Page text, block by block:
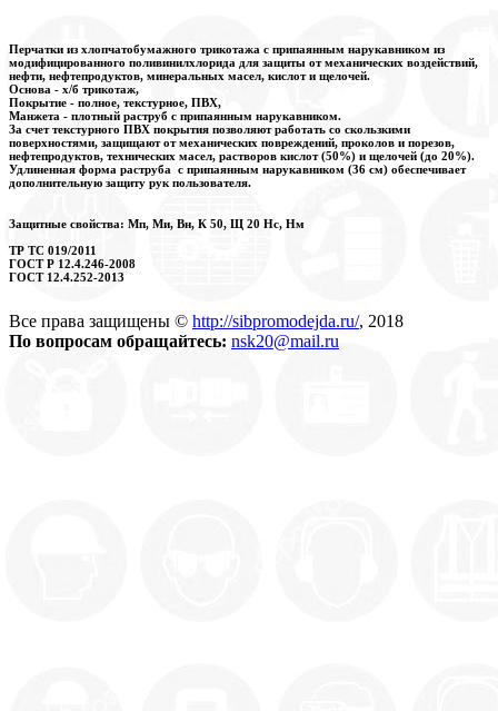
Перчатки из хлопчатобумажного трикотажа с припаянным нарукавником из
модифицированного поливинилхлорида для защиты от механических воздействий,
нефти, нефтепродуктов, минеральных масел, кислот и щелочей.
Основа - х/б трикотаж,
Покрытие - полное, текстурное, ПВХ,
Манжета - плотный раструб с припаянным нарукавником.
За счет текстурного ПВХ покрытия позволяют работать со скользкими
поверхностями, защищают от механических повреждений, проколов и порезов,
нефтепродуктов, технических масел, растворов кислот (50%) и щелочей (до 20%).
Удлиненная форма раструба с припаянным нарукавником (36 см) обеспечивает
дополнительную защиту рук пользователя.
Защитные свойства: Мп, Ми, Вн, К 50, Щ 20 Нс, Нм
ТР ТС 019/2011
ГОСТ Р 12.4.246-2008
ГОСТ 12.4.252-2013
Все права защищены © http://sibpromodejda.ru/, 2018
По вопросам обращайтесь: nsk20@mail.ru